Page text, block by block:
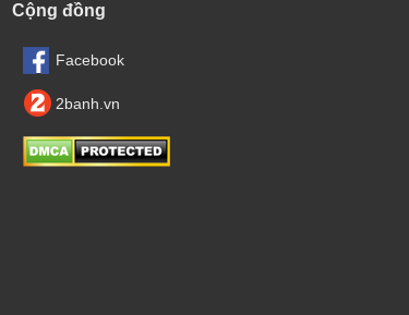
Cộng đồng
Facebook
2banh.vn